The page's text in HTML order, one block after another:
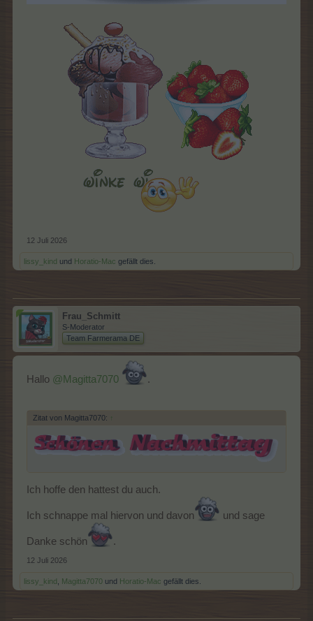
12 Juli 2026
lissy_kind und Horatio-Mac gefällt dies.
Frau_Schmitt
S-Moderator
Team Farmerama DE
Hallo @Magitta7070 .
Zitat von Magitta7070: ↑
Ich hoffe den hattest du auch.
Ich schnappe mal hiervon und davon und sage
Danke schön .
12 Juli 2026
lissy_kind Magitta7070 und Horatio-Mac gefällt dies.